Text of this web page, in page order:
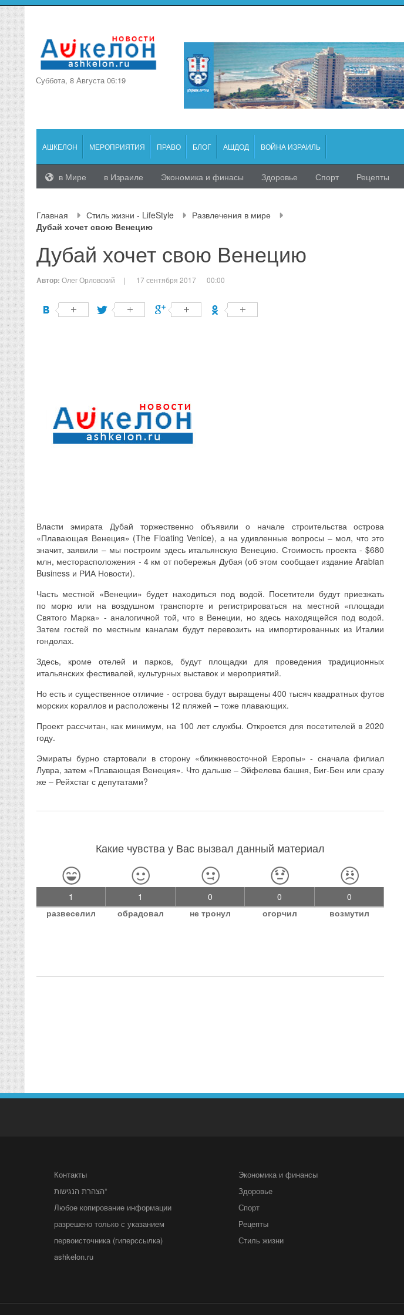
Суббота, 8 Августа 06:19
АШКЕЛОН МЕРОПРИЯТИЯ ПРАВО БЛОГ АШДОД ВОЙНА ИЗРАИЛЬ
в Мире в Израиле Экономика и финасы Здоровье Спорт Рецепты
Главная Стиль жизни - LifeStyle
Развлечения в мире
Дубай хочет свою Венецию
Дубай хочет свою Венецию
Автор: Олег Орловский | 17 сентября 2017 00:00
Власти эмирата Дубай торжественно объявили о начале строительства острова
«Плавающая Венеция» (The Floating Venice), а на удивленные вопросы – мол, что это
значит, заявили – мы построим здесь итальянскую Венецию. Стоимость проекта - $680
млн, месторасположения - 4 км от побережья Дубая (об этом сообщает издание Arabian
Business и РИА Новости).
Часть местной «Венеции» будет находиться под водой. Посетители будут приезжать
по морю или на воздушном транспорте и регистрироваться на местной «площади
Святого Марка» - аналогичной той, что в Венеции, но здесь находящейся под водой.
Затем гостей по местным каналам будут перевозить на импортированных из Италии
гондолах.
Здесь, кроме отелей и парков, будут площадки для проведения традиционных
итальянских фестивалей, культурных выставок и мероприятий.
Но есть и существенное отличие - острова будут выращены 400 тысяч квадратных футов
морских кораллов и расположены 12 пляжей – тоже плавающих.
Проект рассчитан, как минимум, на 100 лет службы. Откроется для посетителей в 2020
году.
Эмираты бурно стартовали в сторону «ближневосточной Европы» - сначала филиал
Лувра, затем «Плавающая Венеция». Что дальше – Эйфелева башня, Биг-Бен или сразу
же – Рейхстаг с депутатами?
Какие чувства у Вас вызвал данный материал
1
развеселил
1
обрадовал
0
не тронул
0
огорчил
0
возмутил
Контакты
הצהרת הנגישות*
Любое копирование информации
разрешено только с указанием
первоисточника (гиперссылка)
ashkelon.ru
Экономика и финансы
Здоровье
Спорт
Рецепты
Стиль жизни